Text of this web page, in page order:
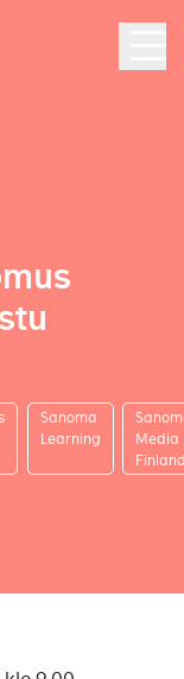
Sanoma
Learning
Media